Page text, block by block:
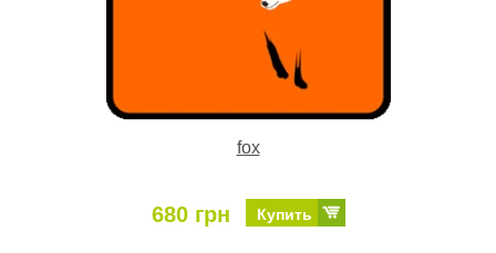
fox
680 грн Купить